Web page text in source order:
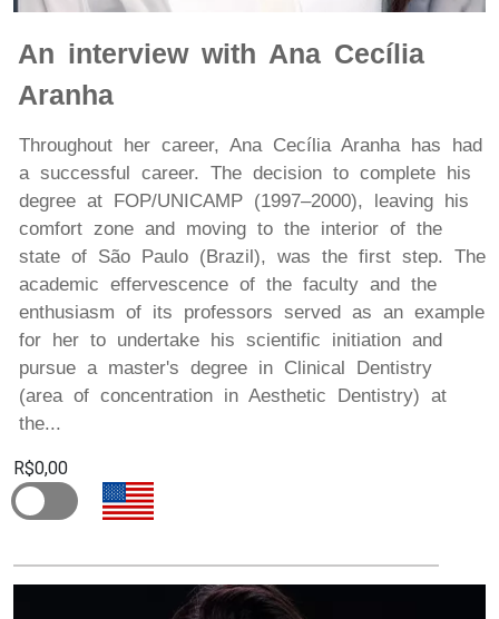
An interview with Ana Cecília
Aranha
Throughout her career, Ana Cecília Aranha has had
a successful career. The decision to complete his
degree at FOP/UNICAMP (1997–2000), leaving his
comfort zone and moving to the interior of the
state of São Paulo (Brazil), was the first step. The
academic effervescence of the faculty and the
enthusiasm of its professors served as an example
for her to undertake his scientific initiation and
pursue a master's degree in Clinical Dentistry
(area of concentration in Aesthetic Dentistry) at
the...
R$0,00